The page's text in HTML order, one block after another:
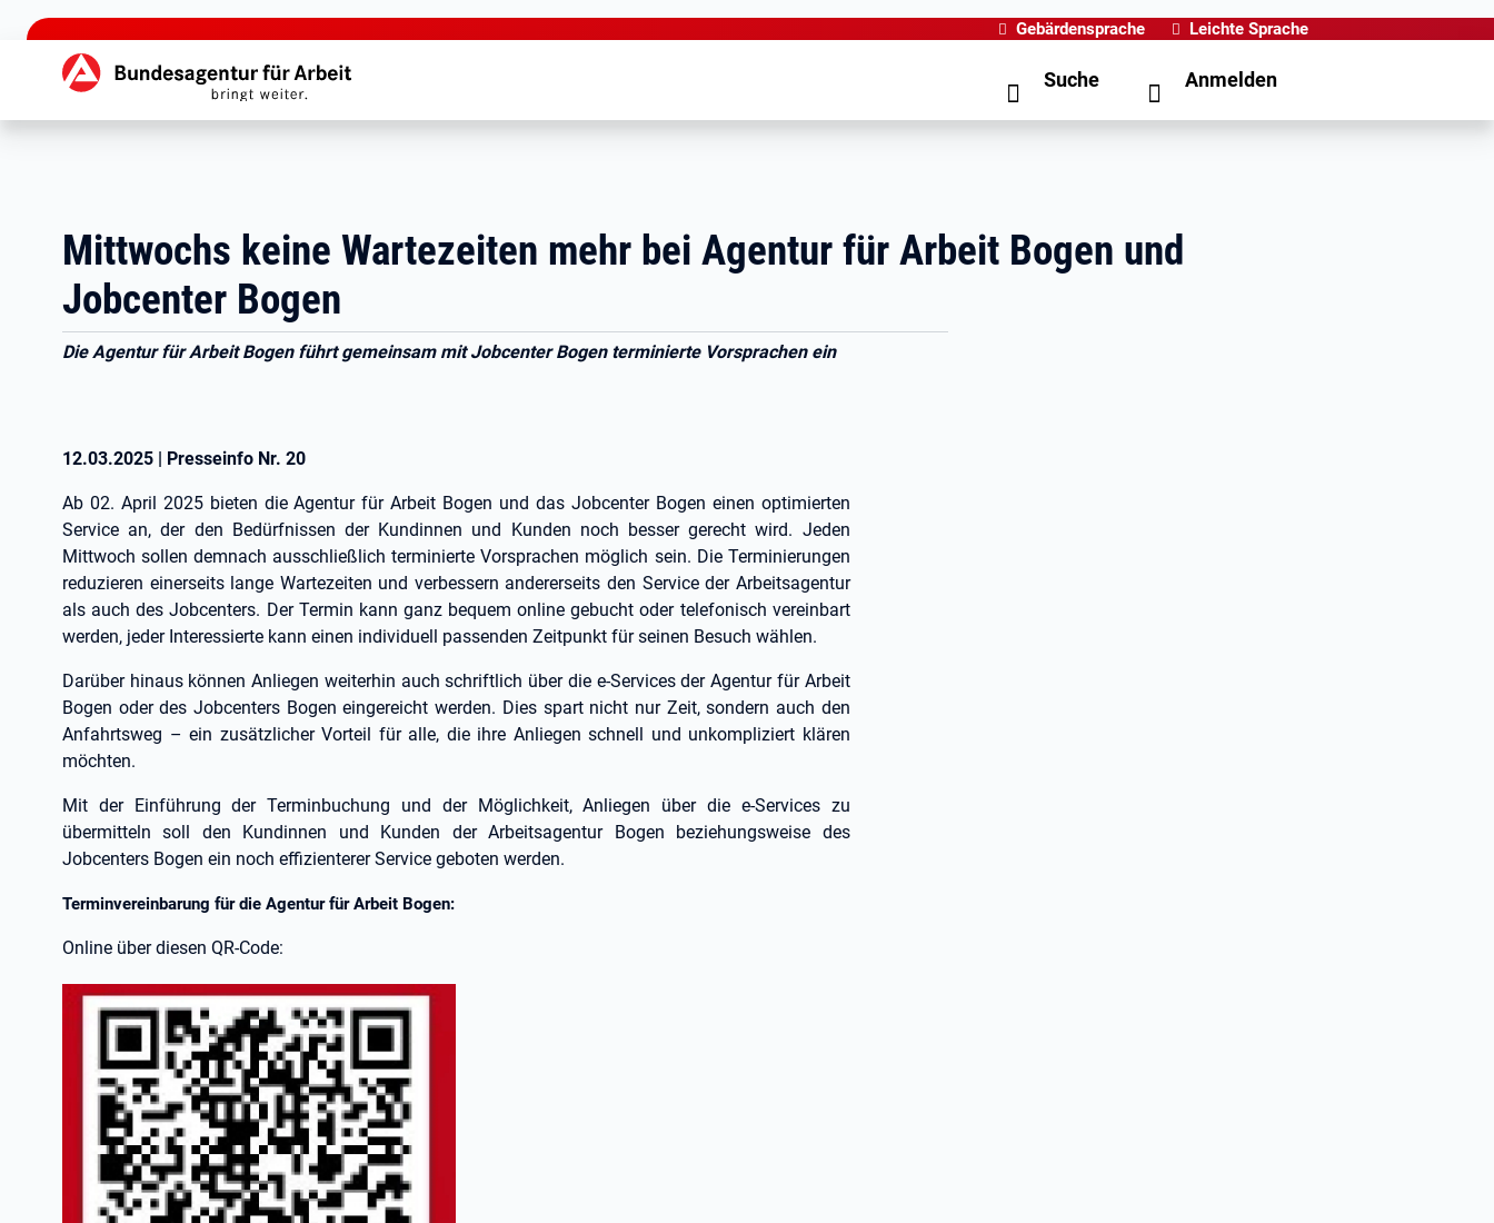
zu den Hauptinhalten springen
Gebärdensprache Leichte Sprache
Hauptnavigation Suche Anmelden
Mittwochs keine Wartezeiten mehr bei Agentur für Arbeit Bogen und
Jobcenter Bogen
Die Agentur für Arbeit Bogen führt gemeinsam mit Jobcenter Bogen terminierte Vorsprachen ein
12.03.2025 | Presseinfo Nr. 20
Ab 02. April 2025 bieten die Agentur für Arbeit Bogen und das Jobcenter Bogen einen optimierten
Service an, der den Bedürfnissen der Kundinnen und Kunden noch besser gerecht wird. Jeden
Mittwoch sollen demnach ausschließlich terminierte Vorsprachen möglich sein. Die Terminierungen
reduzieren einerseits lange Wartezeiten und verbessern andererseits den Service der Arbeitsagentur
als auch des Jobcenters. Der Termin kann ganz bequem online gebucht oder telefonisch vereinbart
werden, jeder Interessierte kann einen individuell passenden Zeitpunkt für seinen Besuch wählen.
Darüber hinaus können Anliegen weiterhin auch schriftlich über die e-Services der Agentur für Arbeit
Bogen oder des Jobcenters Bogen eingereicht werden. Dies spart nicht nur Zeit, sondern auch den
Anfahrtsweg – ein zusätzlicher Vorteil für alle, die ihre Anliegen schnell und unkompliziert klären
möchten.
Mit der Einführung der Terminbuchung und der Möglichkeit, Anliegen über die e-Services zu
übermitteln soll den Kundinnen und Kunden der Arbeitsagentur Bogen beziehungsweise des
Jobcenters Bogen ein noch effizienterer Service geboten werden.
Terminvereinbarung für die Agentur für Arbeit Bogen:
Online über diesen QR-Code: